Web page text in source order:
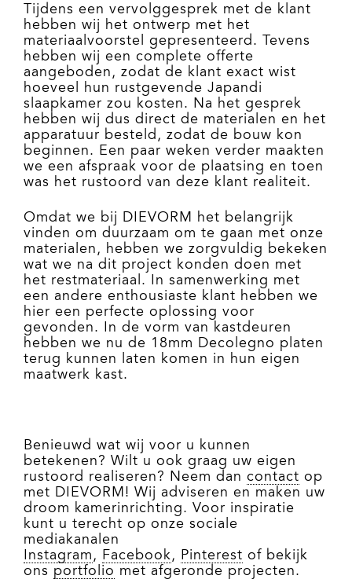
Tijdens een vervolggesprek met de klant
hebben wij het ontwerp met het
materiaalvoorstel gepresenteerd. Tevens
hebben wij een complete offerte
aangeboden, zodat de klant exact wist
hoeveel hun rustgevende Japandi
slaapkamer zou kosten. Na het gesprek
hebben wij dus direct de materialen en het
apparatuur besteld, zodat de bouw kon
beginnen. Een paar weken verder maakten
we een afspraak voor de plaatsing en toen
was het rustoord van deze klant realiteit.
Omdat we bij DIEVORM het belangrijk
vinden om duurzaam om te gaan met onze
materialen, hebben we zorgvuldig bekeken
wat we na dit project konden doen met
het restmateriaal. In samenwerking met
een andere enthousiaste klant hebben we
hier een perfecte oplossing voor
gevonden. In de vorm van kastdeuren
hebben we nu de 18mm Decolegno platen
terug kunnen laten komen in hun eigen
maatwerk kast.
Benieuwd wat wij voor u kunnen
betekenen? Wilt u ook graag uw eigen
rustoord realiseren? Neem dan contact op
met DIEVORM! Wij adviseren en maken uw
droom kamerinrichting. Voor inspiratie
kunt u terecht op onze sociale
mediakanalen
Instagram , Facebook , Pinterest of bekijk
ons portfolio met afgeronde projecten.